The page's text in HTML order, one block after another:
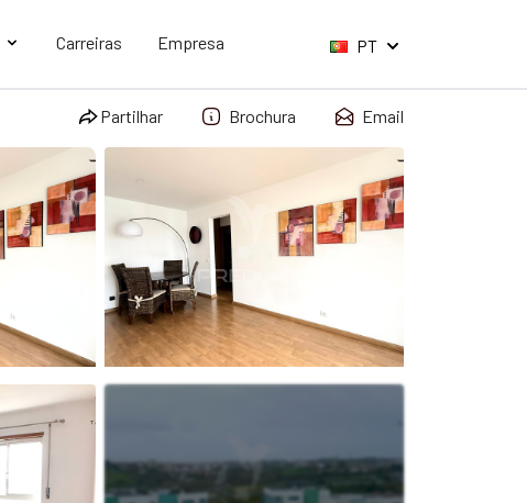
Carreiras Empresa PT
Partilhar Brochura Email